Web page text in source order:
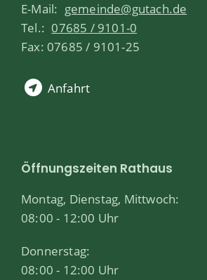
E-Mail: gemeinde@gutach.de
Tel.: 07685 / 9101-0
Fax: 07685 / 9101-25
Anfahrt
Öffnungszeiten Rathaus
Montag, Dienstag, Mittwoch:
08:00 - 12:00 Uhr
Donnerstag:
08:00 - 12:00 Uhr